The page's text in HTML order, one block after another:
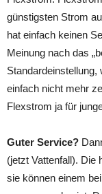
günstigsten Strom
hat einfach keinen
Meinung nach das
einfach nicht mehr
Flexstrom ja für
Guter Service?
(jetzt Vattenfall). Die
sie können einem